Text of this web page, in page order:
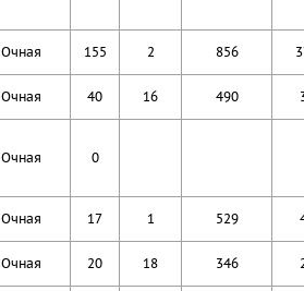
Очная 155 2 856
Очная 40 16 490
Очная 0
Очная 17 1 529
Очная 20 18 346